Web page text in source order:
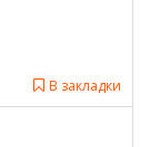
В закладки